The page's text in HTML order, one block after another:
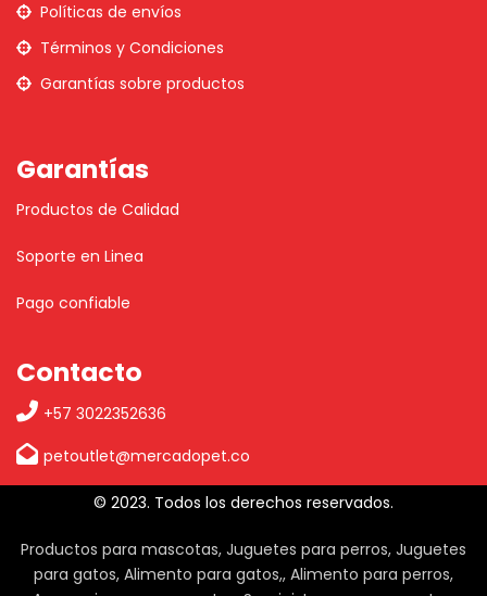
Políticas de envíos
Términos y Condiciones
Garantías sobre productos
Garantías
Productos de Calidad
Soporte en Linea
Pago confiable
Contacto
+57 3022352636
petoutlet@mercadopet.co
© 2023. Todos los derechos reservados.
Productos para mascotas, Juguetes para perros, Juguetes
para gatos, Alimento para gatos,, Alimento para perros,